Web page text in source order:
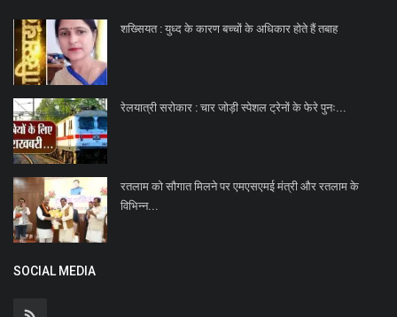
शख्सियत : युध्द के कारण बच्चों के अधिकार होते हैं तबाह
रेलयात्री सरोकार : चार जोड़ी स्पेशल ट्रेनों के फेरे पुनः...
रतलाम को सौगात मिलने पर एमएसएमई मंत्री और रतलाम के
विभिन्न...
SOCIAL MEDIA